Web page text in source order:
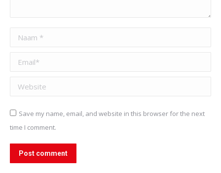
Naam *
Email *
Website
Save my name, email, and website in this browser for the next
time I comment.
Post comment